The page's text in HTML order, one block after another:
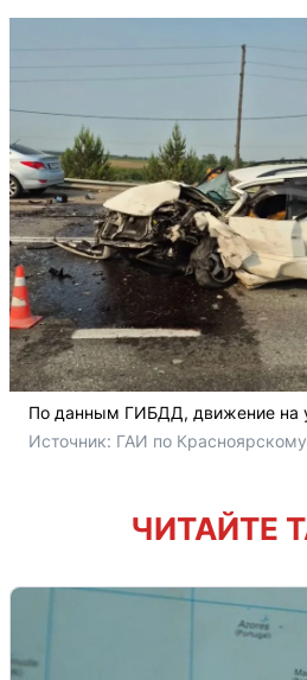
По данным ГИБДД, движение на
Источник: ГАИ по
ЧИТАЙТЕ